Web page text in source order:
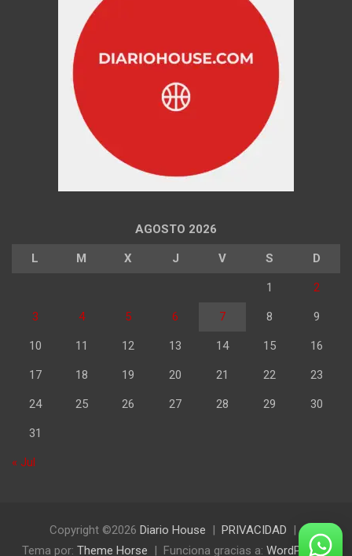
AGOSTO 2026
L M X J V S D
1 2
3 4 5 6 7 8 9
10 11 12 13 14 15 16
17 18 19 20 21 22 23
24 25 26 27 28 29 30
31
« Jul
Copyright ©2026 Diario House
PRIVACIDAD
Tema por: Theme Horse Funciona gracias a: WordPress